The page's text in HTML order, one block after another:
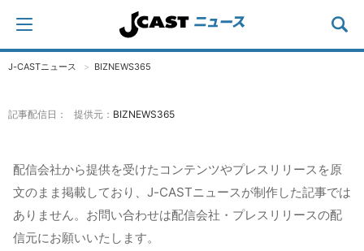
J-CASTニュース BIZNEWS365
記事配信日： 提供元： BIZNEWS365
配信会社から提供を受けたコンテンツやプレスリリースを原
文のまま掲載しており、J-CASTニュースが制作した記事では
ありません。お問い合わせは配信会社・プレスリリースの配
信元にお願いいたします。